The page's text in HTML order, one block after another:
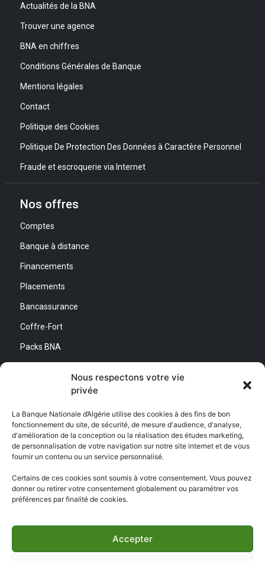
Nous respectons votre vie
privée
La Banque Nationale d’Algérie utilise des cookies à des fins de bon
fonctionnement du site, de sécurité, de mesure d'audience, d'analyse,
d'amélioration de la conception ou la réalisation des études marketing,
de personnalisation de votre navigation sur notre site internet et de vous
fournir un contenu ou un service personnalisé.
Certains de ces cookies sont soumis à votre consentement. Vous pouvez
donner ou retirer votre consentement globalement ou paramétrer vos
préférences par finalité de cookies.
Accepter
Actualités de la BNA
Trouver une agence
BNA en chiffres
Conditions Générales de Banque
Mentions légales
Contact
Politique des Cookies
Politique De Protection Des Données à Caractère Personnel
Fraude et escroquerie via Internet
Nos offres
Comptes
Banque à distance
Financements
Placements
Bancassurance
Coffre-Fort
Packs BNA
Direction Générale :
Adresse : Quartier d’Affaires Bab Ezzouar
Centre de Relation Client :
Adresse : Quartier d’Affaires Bab Ezzouar
Centre d’appel :3306